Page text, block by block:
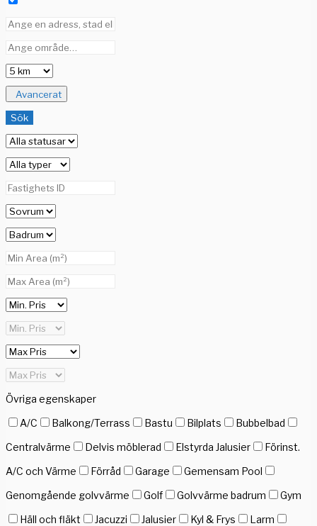
Avancerat
Sök
Övriga egenskaper
A/C
Balkong/Terrass Bastu Bilplats
Bubbelbad
Centralvärme
Delvis möblerad Elstyrda Jalusier
Förinst.
A/C och Värme
Förråd Garage
Gemensam Pool
Genomgående golvvärme
Golf Golvvärme badrum
Gym
Häll och fläkt
Jacuzzi Jalusier Kyl & Frys
Larm